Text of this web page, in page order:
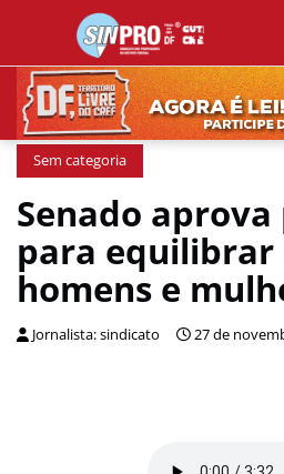
Sem categoria
Senado
para equilibrar
homens e
Jornalista: sindicato 27 de